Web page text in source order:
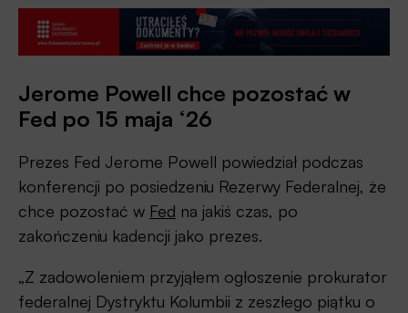
Jerome Powell chce pozostać w
Fed po 15 maja ‘26
Prezes Fed Jerome Powell powiedział podczas
konferencji po posiedzeniu Rezerwy Federalnej, że
chce pozostać w Fed na jakiś czas, po
zakończeniu kadencji jako prezes.
„Z zadowoleniem przyjąłem ogłoszenie prokurator
federalnej Dystryktu Kolumbii z zeszłego piątku o